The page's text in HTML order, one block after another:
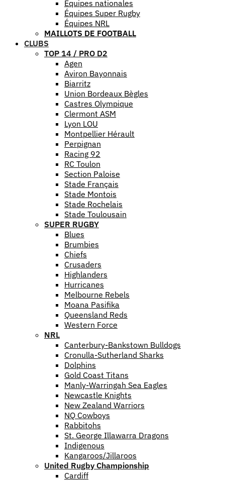
Équipes nationales
Équipes Super Rugby
Équipes NRL
MAILLOTS DE FOOTBALL
CLUBS
TOP 14 / PRO D2
Agen
Aviron Bayonnais
Biarritz
Union Bordeaux Bègles
Castres Olympique
Clermont ASM
Lyon LOU
Montpellier Hérault
Perpignan
Racing 92
RC Toulon
Section Paloise
Stade Français
Stade Montois
Stade Rochelais
Stade Toulousain
SUPER RUGBY
Blues
Brumbies
Chiefs
Crusaders
Highlanders
Hurricanes
Melbourne Rebels
Moana Pasifika
Queensland Reds
Western Force
NRL
Canterbury-Bankstown Bulldogs
Cronulla-Sutherland Sharks
Dolphins
Gold Coast Titans
Manly-Warringah Sea Eagles
Newcastle Knights
New Zealand Warriors
NQ Cowboys
Rabbitohs
St. George Illawarra Dragons
Indigenous
Kangaroos/Jillaroos
United Rugby Championship
Cardiff